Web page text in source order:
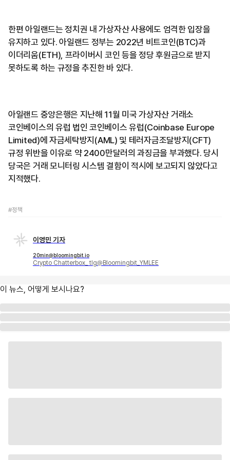
한편 아일랜드는 정치권 내 가상자산 사용에도 엄격한 입장을
유지하고 있다. 아일랜드 정부는 2022년 비트코인(BTC)과
이더리움(ETH), 프라이버시 코인 등을 정당 후원금으로 받지
못하도록 하는 규정을 추진한 바 있다.
아일랜드 중앙은행은 지난해 11월 미국 가상자산 거래소
코인베이스의 유럽 법인 코인베이스 유럽(Coinbase Europe
Limited)에 자금세탁방지(AML) 및 테러자금조달방지(CFT)
규정 위반을 이유로 약 2400만달러의 과징금을 부과했다. 당시
당국은 거래 모니터링 시스템 결함이 적시에 보고되지 않았다고
지적했다.
#정책
이영민 기자
20min@bloomingbit.io
Crypto Chatterbox_ tlg@Bloomingbit_YMLEE
이 뉴스, 어떻게 보시나요?